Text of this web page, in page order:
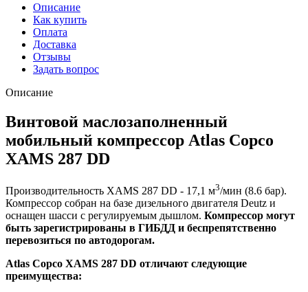
Описание
Как купить
Оплата
Доставка
Отзывы
Задать вопрос
Описание
Винтовой маслозаполненный
мобильный компрессор Atlas Copco
XAMS 287 DD
Производительность XAMS 287 DD - 17,1 м3/мин (8.6 бар).
Компрессор собран на базе дизельного двигателя Deutz и
оснащен шасси с регулируемым дышлом. Компрессор могут
быть зарегистрированы в ГИБДД и беспрепятственно
перевозиться по автодорогам.
Atlas Copco XAMS 287 DD отличают следующие
преимущества: